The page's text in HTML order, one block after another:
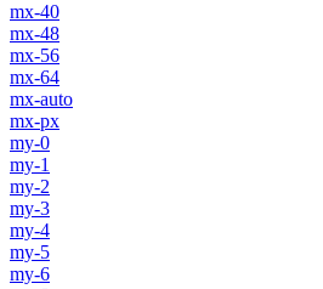
mx-40
mx-48
mx-56
mx-64
mx-auto
mx-px
my-0
my-1
my-2
my-3
my-4
my-5
my-6